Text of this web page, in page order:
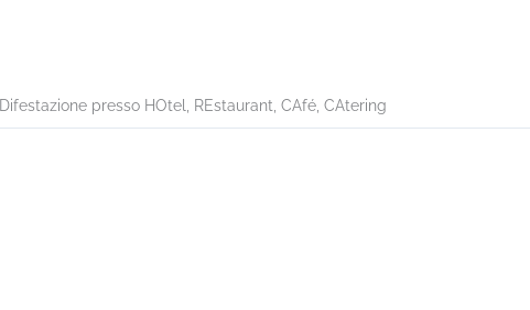
Difestazione presso HOtel, REstaurant, CAfé, CAtering